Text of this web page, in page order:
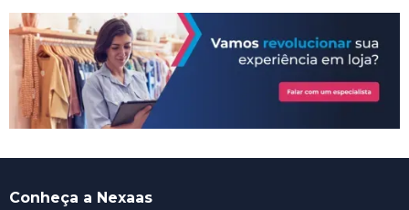
Conheça a Nexaas